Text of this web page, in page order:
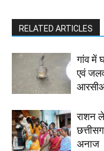
RELATED ARTICLES
गांव में
एवं
राशन
अनाज